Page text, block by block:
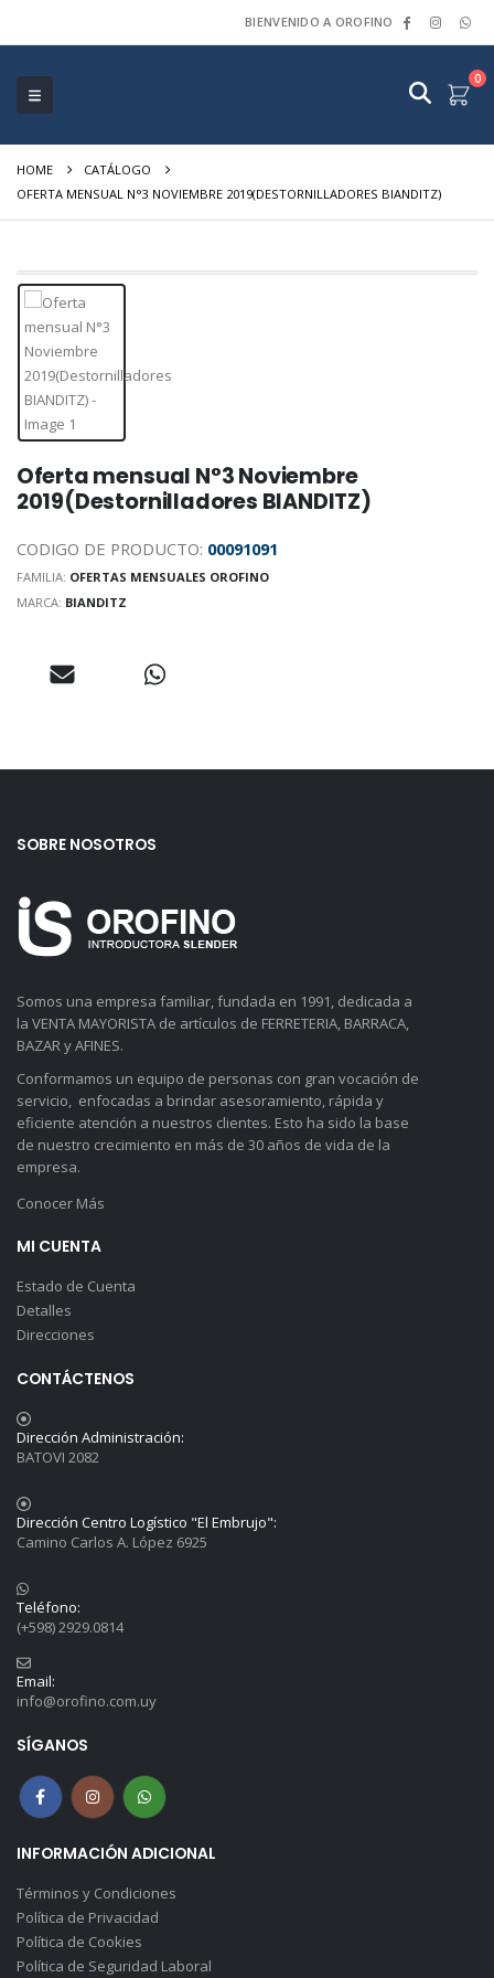
BIENVENIDO A OROFINO
0
HOME
CATÁLOGO
OFERTA MENSUAL N°3 NOVIEMBRE 2019(DESTORNILLADORES BIANDITZ)
Oferta mensual N°3 Noviembre
2019(Destornilladores BIANDITZ)
CODIGO DE PRODUCTO: 00091091
FAMILIA: OFERTAS MENSUALES OROFINO
MARCA: BIANDITZ
SOBRE NOSOTROS
Somos una empresa familiar, fundada en 1991, dedicada a
la VENTA MAYORISTA de artículos de FERRETERIA, BARRACA,
BAZAR y AFINES.
Conformamos un equipo de personas con gran vocación de
servicio, enfocadas a brindar asesoramiento, rápida y
eficiente atención a nuestros clientes. Esto ha sido la base
de nuestro crecimiento en más de 30 años de vida de la
empresa.
Conocer Más
MI CUENTA
Estado de Cuenta
Detalles
Direcciones
CONTÁCTENOS
Dirección Administración:
BATOVI 2082
Dirección Centro Logístico "El Embrujo":
Camino Carlos A. López 6925
Teléfono:
(+598) 2929.0814
Email:
info@orofino.com.uy
SÍGANOS
INFORMACIÓN ADICIONAL
Términos y Condiciones
Política de Privacidad
Política de Cookies
Política de Seguridad Laboral